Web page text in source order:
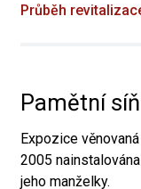
Průběh
Pamětní
Expozice
2005
jeho manželky.